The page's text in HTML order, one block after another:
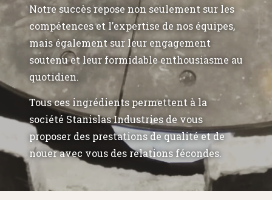
Notre succès repose non seulement sur les
compétences et l’expertise de nos équipes,
mais également sur leur engagement
soutenu et leur formidable enthousiasme au
quotidien.
Tous ces ingrédients permettent à la
société Stanislas Industries de vous
proposer des prestations de qualité et de
nouer avec vous des relations fécondes.